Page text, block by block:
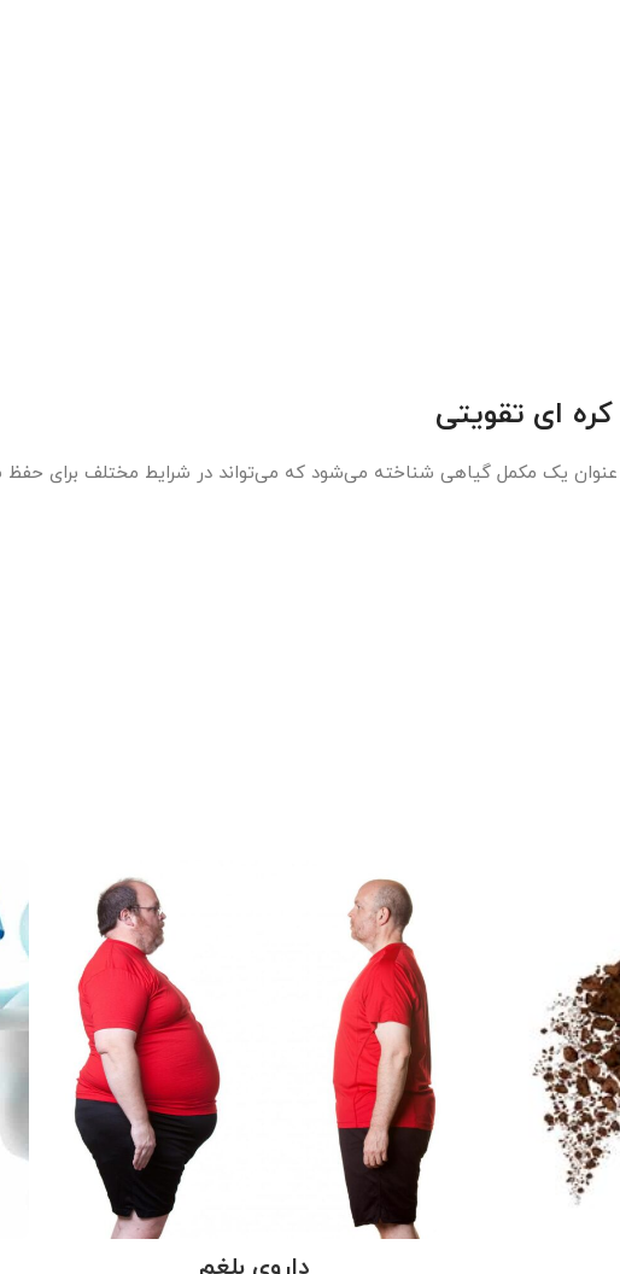
ای تقویتی
یک مکمل گیاهی شناخته می‌شود که می‌تواند در شرایط مختلف برای حفظ